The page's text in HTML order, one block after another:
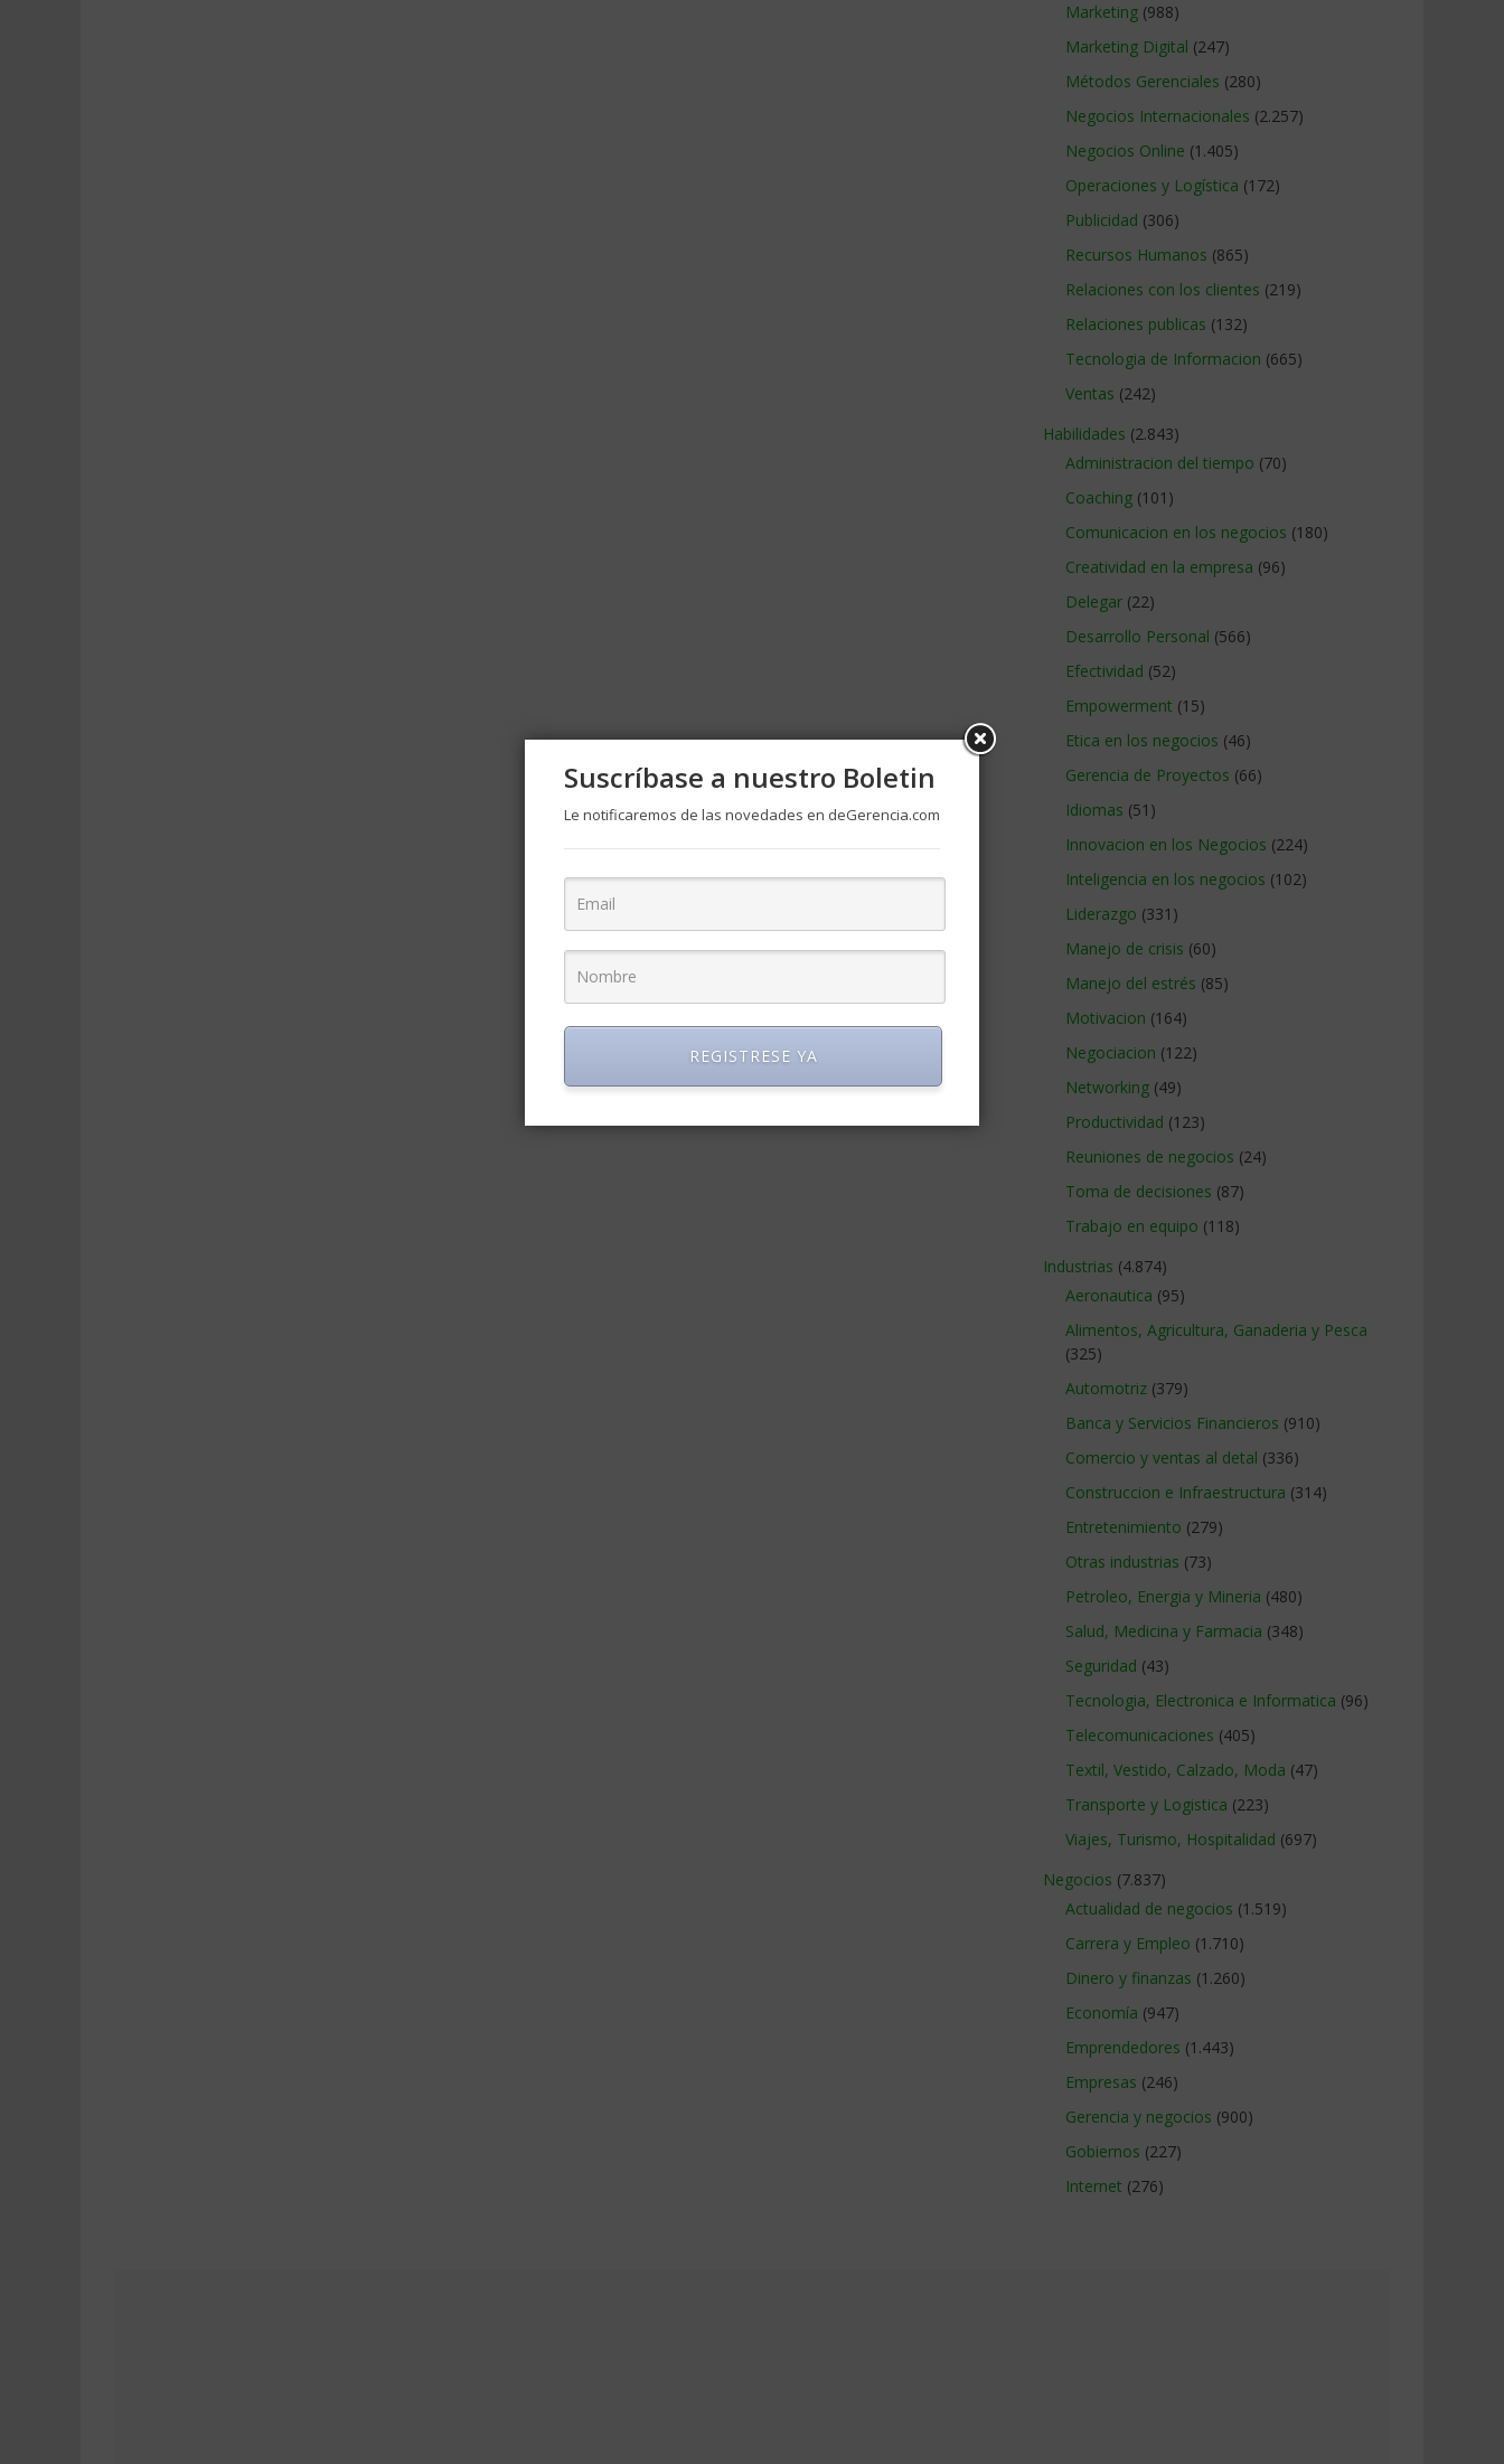
Marketing (988)
Marketing Digital (247)
Métodos Gerenciales (280)
Negocios Internacionales (2.257)
Negocios Online (1.405)
Operaciones y Logística (172)
Publicidad (306)
Recursos Humanos (865)
Relaciones con los clientes (219)
Relaciones publicas (132)
Tecnologia de Informacion (665)
Ventas (242)
Habilidades (2.843)
Administracion del tiempo (70)
Coaching (101)
Comunicacion en los negocios (180)
Creatividad en la empresa (96)
Delegar (22)
Desarrollo Personal (566)
Efectividad (52)
Empowerment (15)
Etica en los negocios (46)
Gerencia de Proyectos (66)
Idiomas (51)
Innovacion en los Negocios (224)
Inteligencia en los negocios (102)
Liderazgo (331)
Manejo de crisis (60)
Manejo del estrés (85)
Motivacion (164)
Negociacion (122)
Networking (49)
Productividad (123)
Reuniones de negocios (24)
Toma de decisiones (87)
Trabajo en equipo (118)
Industrias (4.874)
Aeronautica (95)
Alimentos, Agricultura, Ganaderia y Pesca
(325)
Automotriz (379)
Banca y Servicios Financieros (910)
Comercio y ventas al detal (336)
Construccion e Infraestructura (314)
Entretenimiento (279)
Otras industrias (73)
Petroleo, Energia y Mineria (480)
Salud, Medicina y Farmacia (348)
Seguridad (43)
Tecnologia, Electronica e Informatica (96)
Telecomunicaciones (405)
Textil, Vestido, Calzado, Moda (47)
Transporte y Logistica (223)
Viajes, Turismo, Hospitalidad (697)
Negocios (7.837)
Actualidad de negocios (1.519)
Carrera y Empleo (1.710)
Dinero y finanzas (1.260)
Economía (947)
Emprendedores (1.443)
Empresas (246)
Gerencia y negocios (900)
Gobiernos (227)
Internet (276)
Suscríbase a nuestro Boletin
Le notificaremos de las novedades en deGerencia.com
REGISTRESE YA